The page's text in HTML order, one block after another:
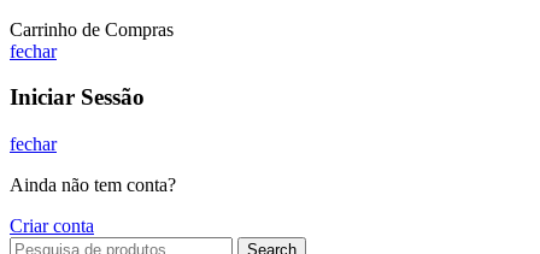
Carrinho de Compras
fechar
Iniciar Sessão
fechar
Ainda não tem conta?
Criar conta
Search